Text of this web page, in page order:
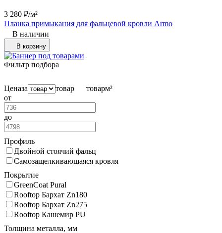
3 280 ₽/м²
Планка примыкания для фальцевой кровли Armo
В наличии
В корзину
Фильтр подбора
Ценаза товар товарм²
от
до
Профиль
Двойной стоячий фальц
Самозащелкивающаяся кровля
Покрытие
GreenCoat Pural
Rooftop Бархат Zn180
Rooftop Бархат Zn275
Rooftop Кашемир PU
Толщина металла, мм